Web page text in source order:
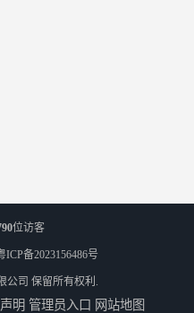
位访客
ICP备2023156486号
公司 保留所有权利.
明 管理员入口 网站地图